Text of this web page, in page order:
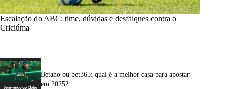
Escalação do ABC: time, dúvidas e desfalques contra o
Criciúma
Betano ou bet365: qual é a melhor casa para apostar
em 2025?